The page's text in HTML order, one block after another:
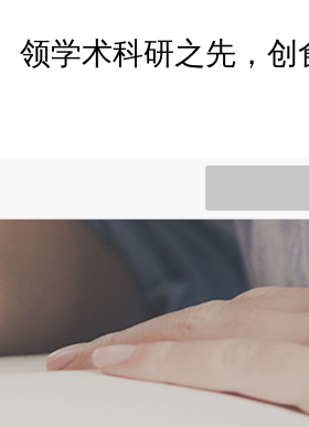
领学术科研之先，创